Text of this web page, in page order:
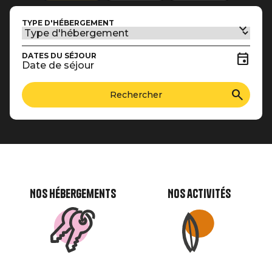
TYPE D'HÉBERGEMENT
DATES DU SÉJOUR
Date de séjour
Nos hébergements Nos activités